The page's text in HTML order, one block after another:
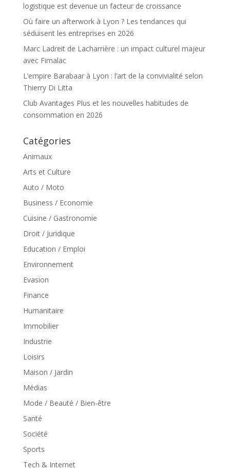
logistique est devenue un facteur de croissance
Où faire un afterwork à Lyon ? Les tendances qui
séduisent les entreprises en 2026
Marc Ladreit de Lacharrière : un impact culturel majeur
avec Fimalac
L’empire Barabaar à Lyon : l’art de la convivialité selon
Thierry Di Litta
Club Avantages Plus et les nouvelles habitudes de
consommation en 2026
Catégories
Animaux
Arts et Culture
Auto / Moto
Business / Economie
Cuisine / Gastronomie
Droit / Juridique
Education / Emploi
Environnement
Evasion
Finance
Humanitaire
Immobilier
Industrie
Loisirs
Maison / Jardin
Médias
Mode / Beauté / Bien-être
Santé
Société
Sports
Tech & Internet